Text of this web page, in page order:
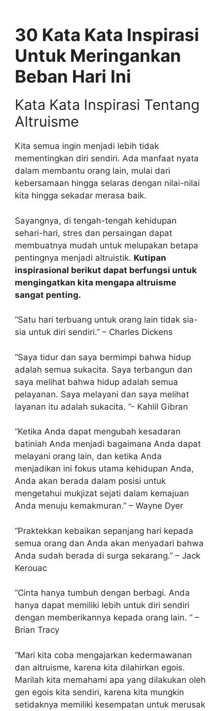
30 Kata Kata Inspirasi
Untuk Meringankan
Beban Hari Ini
Kata Kata Inspirasi Tentang
Altruisme
Kita semua ingin menjadi lebih tidak
mementingkan diri sendiri. Ada manfaat nyata
dalam membantu orang lain, mulai dari
kebersamaan hingga selaras dengan nilai-nilai
kita hingga sekadar merasa baik.
Sayangnya, di tengah-tengah kehidupan
sehari-hari, stres dan persaingan dapat
membuatnya mudah untuk melupakan betapa
pentingnya menjadi altruistik. Kutipan
inspirasional berikut dapat berfungsi untuk
mengingatkan kita mengapa altruisme
sangat penting.
”Satu hari terbuang untuk orang lain tidak sia-
sia untuk diri sendiri.” – Charles Dickens
“Saya tidur dan saya bermimpi bahwa hidup
adalah semua sukacita. Saya terbangun dan
saya melihat bahwa hidup adalah semua
pelayanan. Saya melayani dan saya melihat
layanan itu adalah sukacita. ”- Kahlil Gibran
“Ketika Anda dapat mengubah kesadaran
batiniah Anda menjadi bagaimana Anda dapat
melayani orang lain, dan ketika Anda
menjadikan ini fokus utama kehidupan Anda,
Anda akan berada dalam posisi untuk
mengetahui mukjizat sejati dalam kemajuan
Anda menuju kemakmuran.” – Wayne Dyer
“Praktekkan kebaikan sepanjang hari kepada
semua orang dan Anda akan menyadari bahwa
Anda sudah berada di surga sekarang.” – Jack
Kerouac
“Cinta hanya tumbuh dengan berbagi. Anda
hanya dapat memiliki lebih untuk diri sendiri
dengan memberikannya kepada orang lain. ” –
Brian Tracy
“Mari kita coba mengajarkan kedermawanan
dan altruisme, karena kita dilahirkan egois.
Marilah kita memahami apa yang dilakukan oleh
gen egois kita sendiri, karena kita mungkin
setidaknya memiliki kesempatan untuk merusak